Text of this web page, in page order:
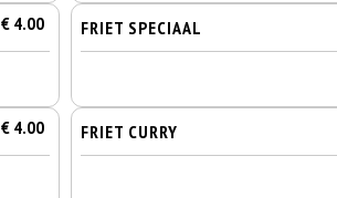
€ 4.00 FRIET SPECIAAL
€ 4.00 FRIET CURRY